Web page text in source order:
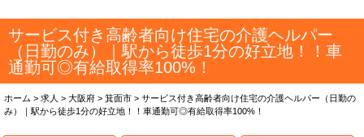
サービス付き高齢者向け住宅の介護ヘルパー
（日勤のみ）｜駅から徒歩1分の好立地！！車
通勤可◎有給取得率100%！
ホーム > 求人 > 大阪府 > 箕面市 > サービス付き高齢者向け住宅の介護ヘルパー（日勤の
み）｜駅から徒歩1分の好立地！！車通勤可◎有給取得率100%！